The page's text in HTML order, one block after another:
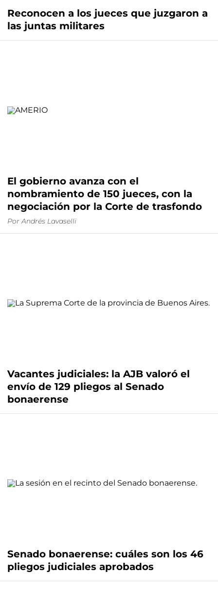
Reconocen a los jueces que juzgaron a
las juntas militares
El gobierno avanza con el
nombramiento de 150 jueces, con la
negociación por la Corte de trasfondo
Por Andrés Lavaselli
Vacantes judiciales: la AJB valoró el
envío de 129 pliegos al Senado
bonaerense
Senado bonaerense: cuáles son los 46
pliegos judiciales aprobados